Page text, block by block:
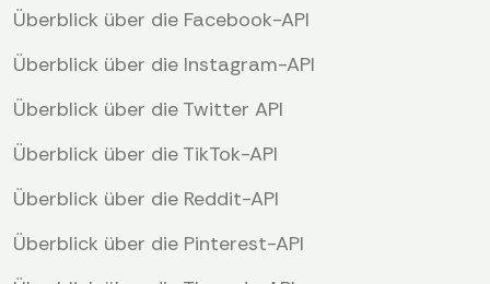
Überblick über die Facebook-API
Überblick über die Instagram-API
Überblick über die Twitter API
Überblick über die TikTok-API
Überblick über die Reddit-API
Überblick über die Pinterest-API